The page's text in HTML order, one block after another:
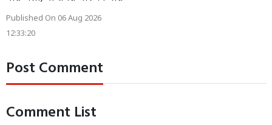
Published On 06 Aug 2026
12:33:20
Post Comment
Comment List